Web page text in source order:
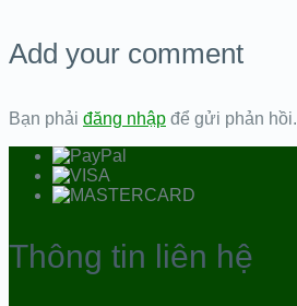
Add your comment
Bạn phải đăng nhập để gửi phản hồi.
Thông tin liên hệ